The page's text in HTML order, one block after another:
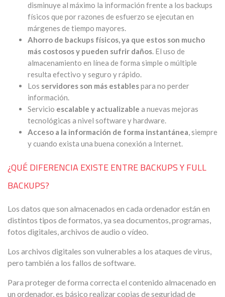
disminuye al máximo la información frente a los backups
físicos que por razones de esfuerzo se ejecutan en
márgenes de tiempo mayores.
Ahorro de backups físicos, ya que estos son mucho
más costosos y pueden sufrir daños. El uso de
almacenamiento en línea de forma simple o múltiple
resulta efectivo y seguro y rápido.
Los servidores son más establespara no perder
información.
Servicio escalable y actualizable a nuevas mejoras
tecnológicas a nivel software y hardware.
Acceso a la información de forma instantánea, siempre
y cuando exista una buena conexión a Internet.
¿QUÉ DIFERENCIA EXISTE ENTRE BACKUPS Y FULL
BACKUPS?
Los datos que son almacenados en cada ordenador están en
distintos tipos de formatos, ya sea documentos, programas,
fotos digitales, archivos de audio o vídeo.
Los archivos digitales son vulnerables a los ataques de virus,
pero también a los fallos de software.
Para proteger de forma correcta el contenido almacenado en
un ordenador, es básico realizar copias de seguridad de